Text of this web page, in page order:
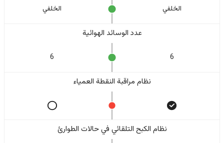
الخلفي الخلفي
عدد الوسائد الهوائية
6
6
نظام مراقبة النقطة العمياء
نظام الكبح التلقائي في حالات الطوارئ